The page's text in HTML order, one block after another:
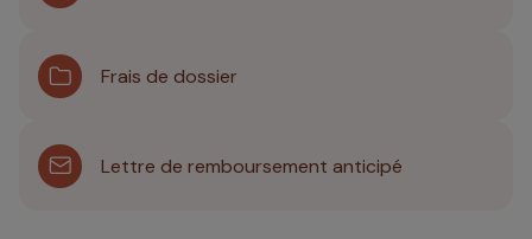
Frais de dossier
Lettre de remboursement anticipé